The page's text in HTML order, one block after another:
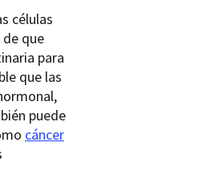
células
que
para
que las
puede
cáncer